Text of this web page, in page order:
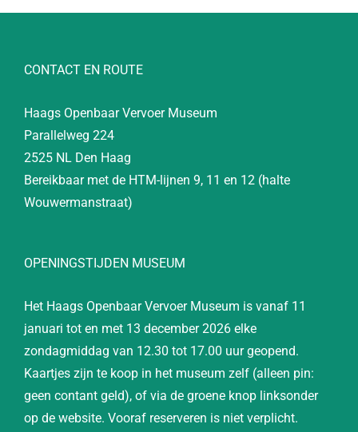
CONTACT EN ROUTE
Haags Openbaar Vervoer Museum
Parallelweg 224
2525 NL Den Haag
Bereikbaar met de HTM-lijnen 9, 11 en 12 (halte
Wouwermanstraat)
OPENINGSTIJDEN MUSEUM
Het Haags Openbaar Vervoer Museum is vanaf 11
januari tot en met 13 december 2026 elke
zondagmiddag van 12.30 tot 17.00 uur geopend.
Kaartjes zijn te koop in het museum zelf (alleen pin:
geen contant geld), of via de groene knop linksonder
op de website. Vooraf reserveren is niet verplicht.